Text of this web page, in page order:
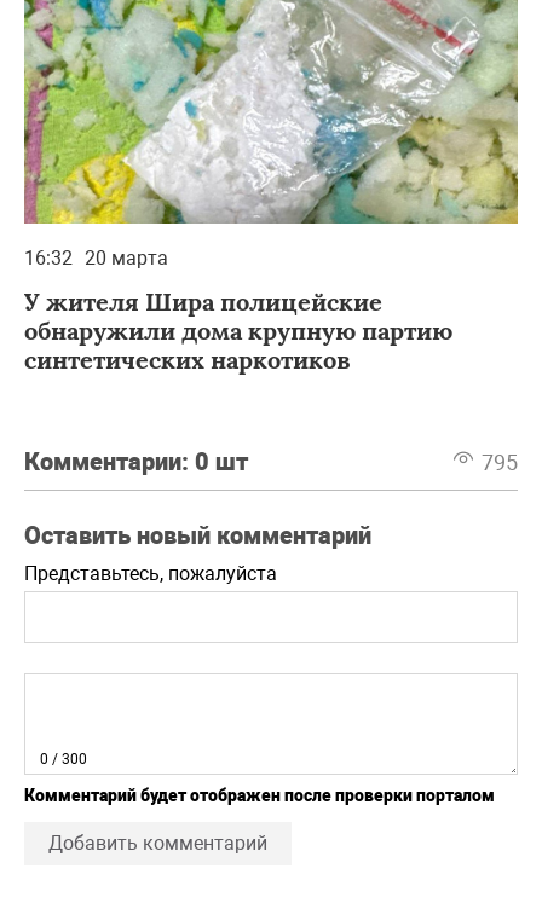
16:32 20 марта
У жителя Шира полицейские
обнаружили дома крупную партию
синтетических наркотиков
Комментарии: 0 шт 795
Оставить новый комментарий
Представьтесь, пожалуйста
0 / 300
Комментарий будет отображен после проверки порталом
Добавить комментарий